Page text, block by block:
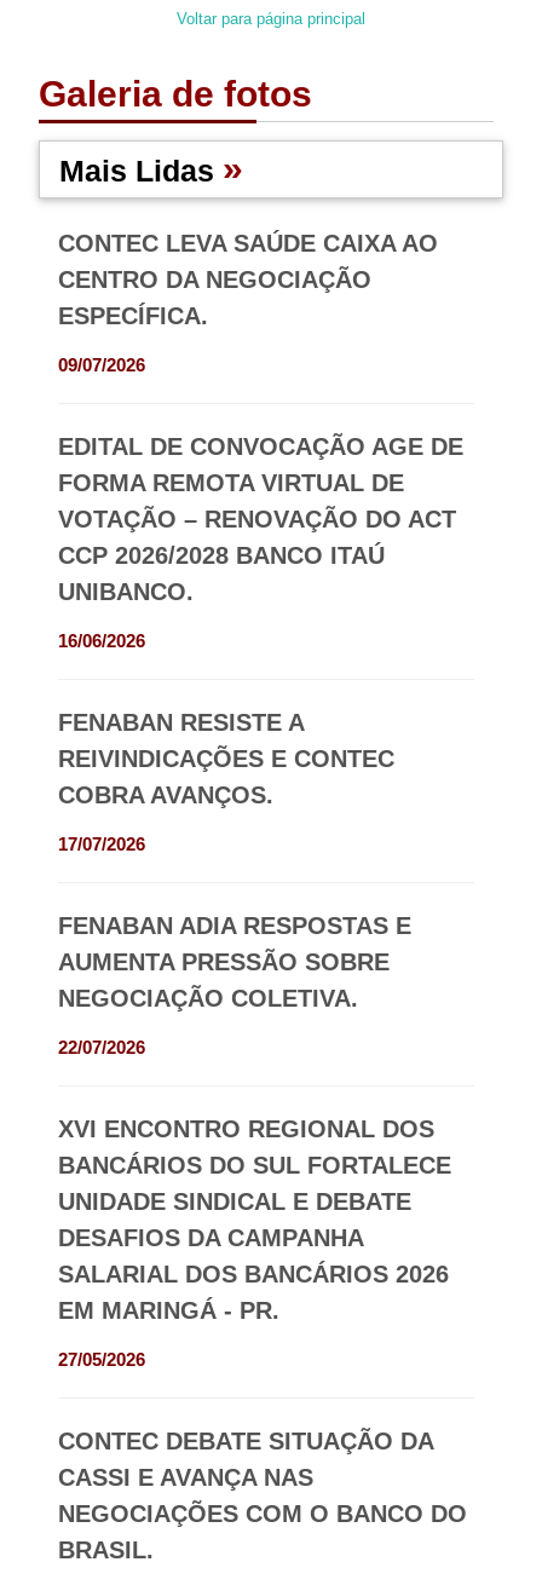
Voltar para página principal
Galeria de fotos
Mais Lidas »
CONTEC LEVA SAÚDE CAIXA AO
CENTRO DA NEGOCIAÇÃO
ESPECÍFICA.
09/07/2026
EDITAL DE CONVOCAÇÃO AGE DE
FORMA REMOTA VIRTUAL DE
VOTAÇÃO – RENOVAÇÃO DO ACT
CCP 2026/2028 BANCO ITAÚ
UNIBANCO.
16/06/2026
FENABAN RESISTE A
REIVINDICAÇÕES E CONTEC
COBRA AVANÇOS.
17/07/2026
FENABAN ADIA RESPOSTAS E
AUMENTA PRESSÃO SOBRE
NEGOCIAÇÃO COLETIVA.
22/07/2026
XVI ENCONTRO REGIONAL DOS
BANCÁRIOS DO SUL FORTALECE
UNIDADE SINDICAL E DEBATE
DESAFIOS DA CAMPANHA
SALARIAL DOS BANCÁRIOS 2026
EM MARINGÁ - PR.
27/05/2026
CONTEC DEBATE SITUAÇÃO DA
CASSI E AVANÇA NAS
NEGOCIAÇÕES COM O BANCO DO
BRASIL.